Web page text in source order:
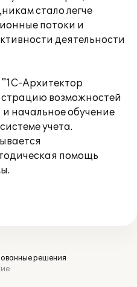
стало легче
потоки и
деятельности
Архитектор
возможностей
начальное обучение
учета.
помощь
решения